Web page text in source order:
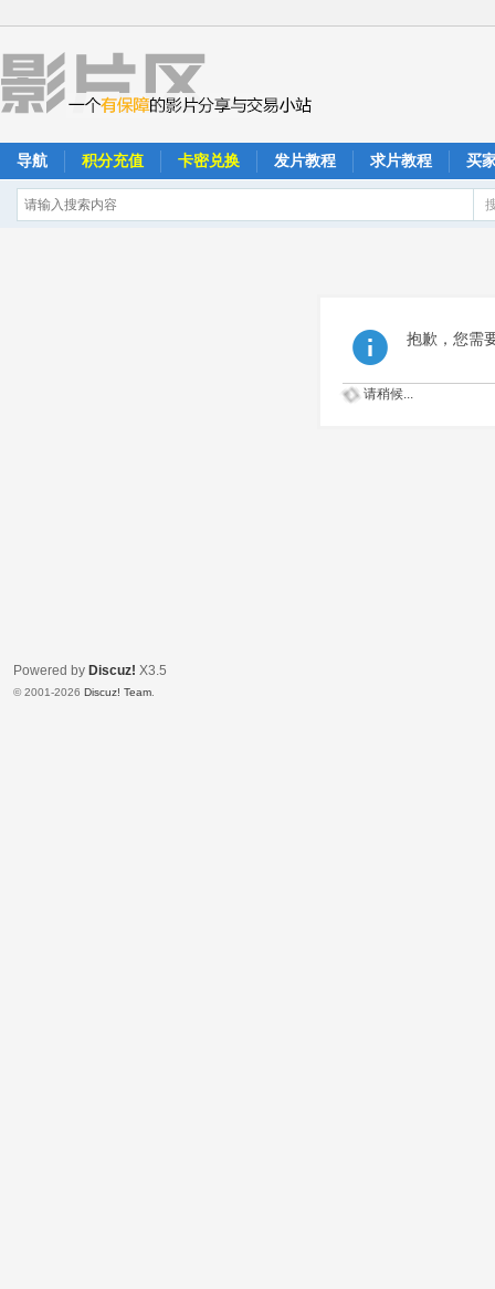
导航 积分充值 卡密兑换 发片教程 求片教程 买
抱歉，您需
请稍候...
Powered by Discuz! X3.5
© 2001-2026 Discuz! Team